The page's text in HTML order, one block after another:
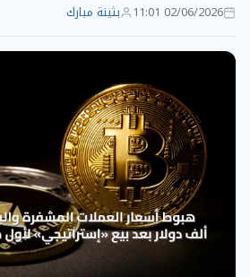
02/06/2026 11:01 بثينة مبارك